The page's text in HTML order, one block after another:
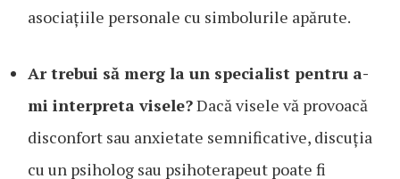
asociațiile personale cu simbolurile apărute.
Ar trebui să merg la un specialist pentru a-
mi interpreta visele?Dacă visele vă provoacă
disconfort sau anxietate semnificative, discuția
cu un psiholog sau psihoterapeut poate fi